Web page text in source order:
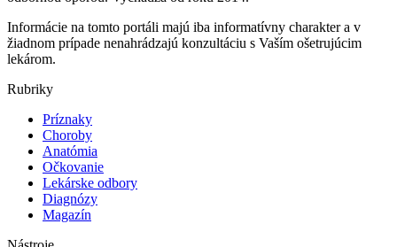
Informácie na tomto portáli majú iba informatívny charakter a v
žiadnom prípade nenahrádzajú konzultáciu s Vaším ošetrujúcim
lekárom.
Rubriky
Príznaky
Choroby
Anatómia
Očkovanie
Lekárske odbory
Diagnózy
Magazín